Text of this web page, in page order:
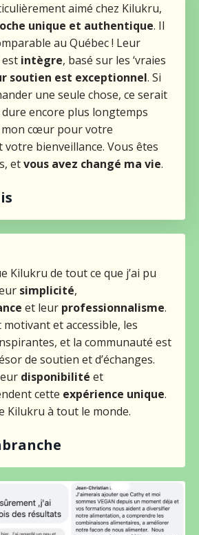
aimé chez Kilukru,
unique et authentique. Il
au Québec ! Leur
intègre, basé sur les ‘vraies
soutien est exceptionnel. Si
une seule chose, ce serait
encore plus longtemps
cœur pour votre
votre bienveillance. Vous êtes
etvous avez changé ma vie.
Kilukru de tout ce que j’ai pu
simplicité,
et leur professionnalisme.
et accessible, les
et la communauté est
de soutien et d’échanges.
disponibilité et
cette expérience unique.
Kilukru à tout le monde.